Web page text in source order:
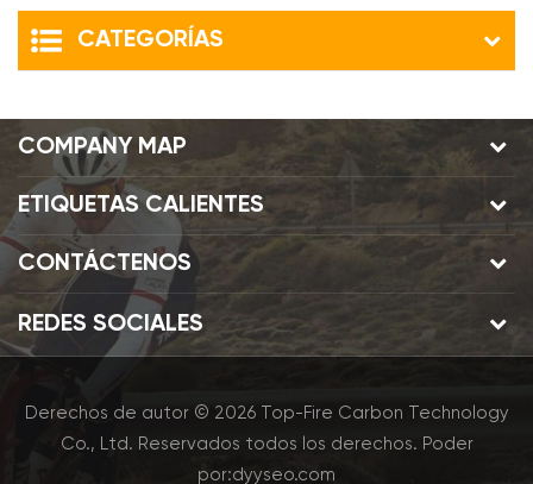
CATEGORÍAS
COMPANY MAP
ETIQUETAS CALIENTES
CONTÁCTENOS
REDES SOCIALES
Derechos de autor © 2026 Top-Fire Carbon Technology
Co., Ltd. Reservados todos los derechos. Poder
por:dyyseo.com